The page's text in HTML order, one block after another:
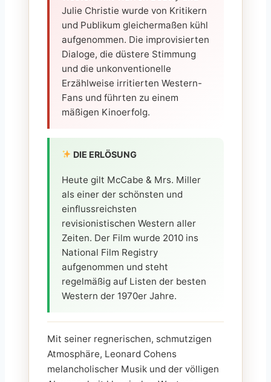
Julie Christie wurde von Kritikern
und Publikum gleichermaßen kühl
aufgenommen. Die improvisierten
Dialoge, die düstere Stimmung
und die unkonventionelle
Erzählweise irritierten Western-
Fans und führten zu einem
mäßigen Kinoerfolg.
DIE ERLÖSUNG
Heute gilt McCabe & Mrs. Miller
als einer der schönsten und
einflussreichsten
revisionistischen Western aller
Zeiten. Der Film wurde 2010 ins
National Film Registry
aufgenommen und steht
regelmäßig auf Listen der besten
Western der 1970er Jahre.
Mit seiner regnerischen, schmutzigen
Atmosphäre, Leonard Cohens
melancholischer Musik und der völligen